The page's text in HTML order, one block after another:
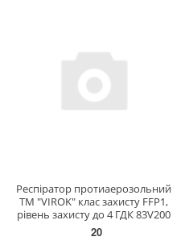
Респіратор протиаерозольний
ТМ "VIROK" клас захисту FFP1,
рівень захисту до 4 ГДК 83V200
20